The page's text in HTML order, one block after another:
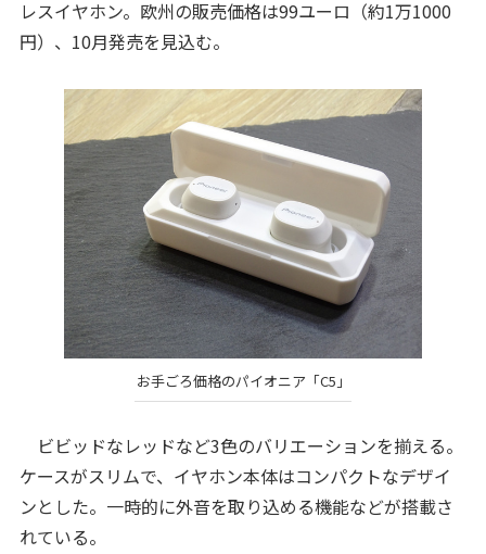
レスイヤホン。欧州の販売価格は99ユーロ（約1万1000
円）、10月発売を見込む。
お手ごろ価格のパイオニア「C5」
ビビッドなレッドなど3色のバリエーションを揃える。
ケースがスリムで、イヤホン本体はコンパクトなデザイ
ンとした。一時的に外音を取り込める機能などが搭載さ
れている。